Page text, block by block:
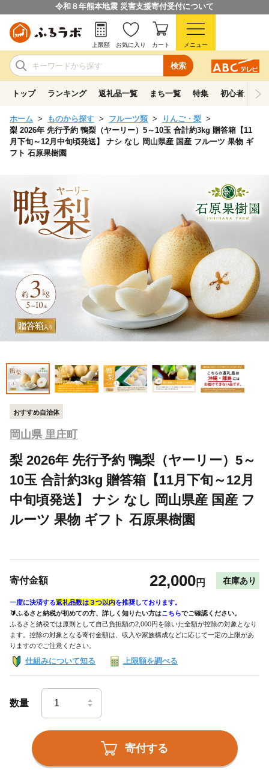
令和８年熊本地震 災害支援寄付受付について
検索
上限額 お気に入り カート メニュー
トップ ランキング 返礼品一覧 まち一覧 特集 初心者ガイド
ホーム ものから探す フルーツ類
りんご・梨
梨 2026年 先行予約 鴨梨（ヤーリー）5～10玉 合計約3kg 贈答箱【11
月下旬～12月中旬頃発送】 ナシ なし 岡山県産 国産 フルーツ 果物 ギ
フト 石原果樹園
おすすめ自治体
岡山県 里庄町
梨 2026年 先行予約 鴨梨（ヤーリー）5～
10玉 合計約3kg 贈答箱【11月下旬～12月
中旬頃発送】 ナシ なし 岡山県産 国産 フ
ルーツ 果物 ギフト 石原果樹園
寄付金額 22,000円 在庫あり
一度に決済する返礼品数は３つ以内を推奨しております。
🔰ふるさと納税が初めての方、詳しく知りたい方はこちらでご確認ください。
ふるさと納税では原則として自己負担額の2,000円を除いた全額が控除の対象となり
ます。控除の対象となる寄付金額は、収入や家族構成などに応じて一定の上限があ
りますのでご注意ください。
仕組みについて知る 上限額を調べる
数量
寄付する